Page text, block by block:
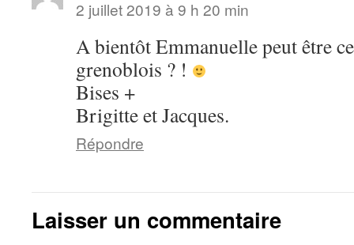
2 juillet 2019 à 9 h 20 min
A bientôt Emmanuelle peut être
grenoblois ? !
Bises +
Brigitte et Jacques.
Répondre
Laisser un commentaire